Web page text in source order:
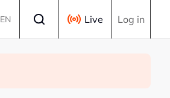
EN Live Log in